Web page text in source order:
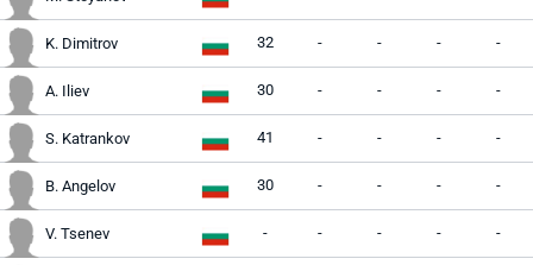
K. Dimitrov 32 - - - -
A. Iliev 30 - - - -
S. Katrankov 41 - - - -
B. Angelov 30 - - - -
V. Tsenev - - - - -